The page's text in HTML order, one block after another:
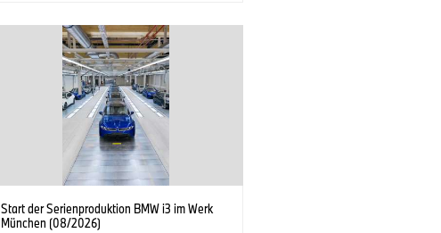
Start der Serienproduktion BMW i3 im Werk
München (08/2026)